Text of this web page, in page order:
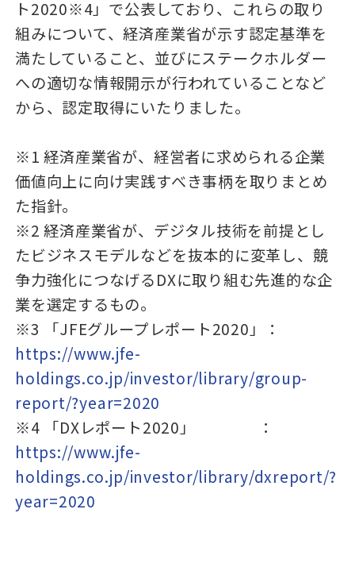
ト2020※4」で公表しており、これらの取り
組みについて、経済産業省が示す認定基準を
満たしていること、並びにステークホルダー
への適切な情報開示が行われていることなど
から、認定取得にいたりました。
※1 経済産業省が、経営者に求められる企業
価値向上に向け実践すべき事柄を取りまとめ
た指針。
※2 経済産業省が、デジタル技術を前提とし
たビジネスモデルなどを抜本的に変革し、競
争力強化につなげるDXに取り組む先進的な企
業を選定するもの。
※3 「JFEグループレポート2020」：
https://www.jfe-
holdings.co.jp/investor/library/group-
report/?year=2020
※4 「DXレポート2020」 ：
https://www.jfe-
holdings.co.jp/investor/library/dxreport/?
year=2020